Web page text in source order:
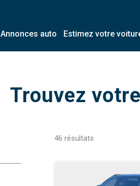
Annonces auto Estimez votre
Trouvez
46 résultats